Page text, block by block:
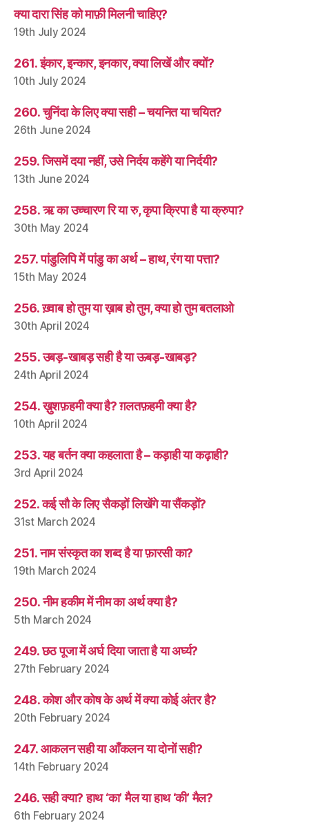
क्या दारा सिंह को माफ़ी मिलनी चाहिए?
19th July 2024
261. इंकार, इन्कार, इनकार, क्या लिखें और क्यों?
10th July 2024
260. चुनिंदा के लिए क्या सही – चयनित या चयित?
26th June 2024
259. जिसमें दया नहीं, उसे निर्दय कहेंगे या निर्दयी?
13th June 2024
258. ऋ का उच्चारण रि या रु, कृपा क्रिपा है या क्रुपा?
30th May 2024
257. पांडुलिपि में पांडु का अर्थ – हाथ, रंग या पत्ता?
15th May 2024
256. ख़्वाब हो तुम या ख़ाब हो तुम, क्या हो तुम बतलाओ
30th April 2024
255. उबड़-खाबड़ सही है या ऊबड़-खाबड़?
24th April 2024
254. ख़ुशफ़हमी क्या है? ग़लतफ़हमी क्या है?
10th April 2024
253. यह बर्तन क्या कहलाता है – कड़ाही या कढ़ाही?
3rd April 2024
252. कई सौ के लिए सैकड़ों लिखेंगे या सैंकड़ों?
31st March 2024
251. नाम संस्कृत का शब्द है या फ़ारसी का?
19th March 2024
250. नीम हकीम में नीम का अर्थ क्या है?
5th March 2024
249. छठ पूजा में अर्घ दिया जाता है या अर्घ्य?
27th February 2024
248. कोश और कोष के अर्थ में क्या कोई अंतर है?
20th February 2024
247. आकलन सही या आँकलन या दोनों सही?
14th February 2024
246. सही क्या? हाथ ‘का’ मैल या हाथ ‘की’ मैल?
6th February 2024